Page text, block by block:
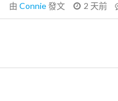
由 Connie發文 2 天前